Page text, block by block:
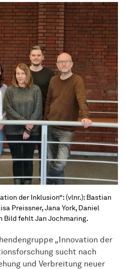
„Innovation der
sucht nach
und Verbreitung neuer
der Inklusion“: (vlnr.): Bastian
Preissner, Jana York, Daniel
Bild fehlt Jan Jochmaring.